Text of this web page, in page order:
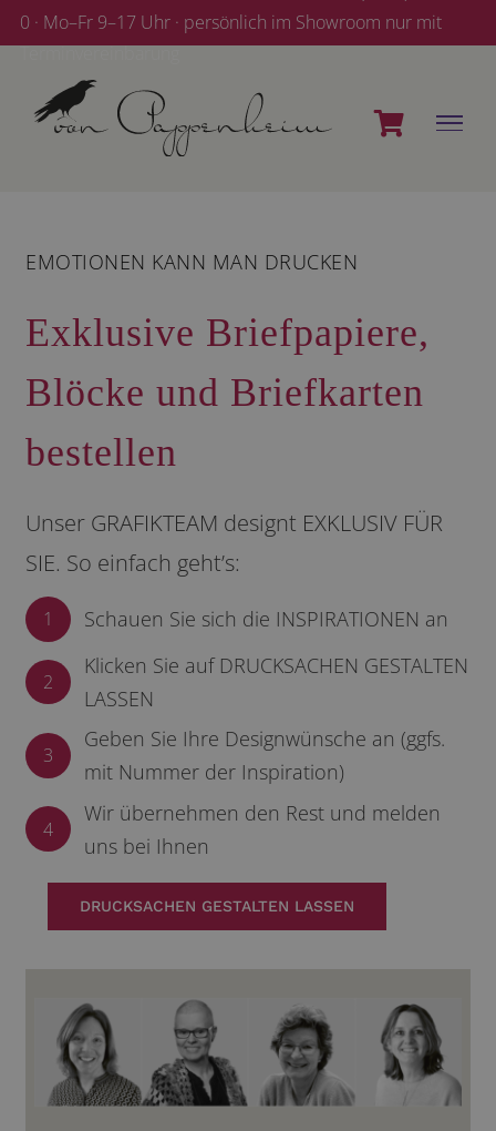
Zum
Inhalt
springen
0 · Mo–Fr 9–17 Uhr · persönlich im Showroom nur mit
Terminvereinbarung
EMOTIONEN KANN MAN DRUCKEN
Exklusive Briefpapiere,
Blöcke und Briefkarten
bestellen
Unser GRAFIKTEAM designt EXKLUSIV FÜR
SIE. So einfach geht’s:
1 Schauen Sie sich die INSPIRATIONEN an
2
Klicken Sie auf DRUCKSACHEN GESTALTEN
LASSEN
3
Geben Sie Ihre Designwünsche an (ggfs.
mit Nummer der Inspiration)
4
Wir übernehmen den Rest und melden
uns bei Ihnen
DRUCKSACHEN GESTALTEN LASSEN